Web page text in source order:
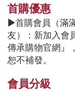
首購優惠
▶首購會員（滿
友）：新加入會
傳承購物官網』
恕不補發。
會員分級